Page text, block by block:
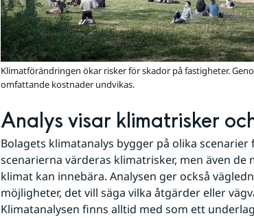
Klimatförändringen ökar risker för skador på fastigheter.
omfattande kostnader undvikas.
Analys visar klimatrisker
Bolagets klimatanalys bygger på olika scenarier
scenarierna värderas klimatrisker, men även
klimat kan innebära. Analysen ger också
möjligheter, det vill säga vilka åtgärder eller
Klimatanalysen finns alltid med som ett